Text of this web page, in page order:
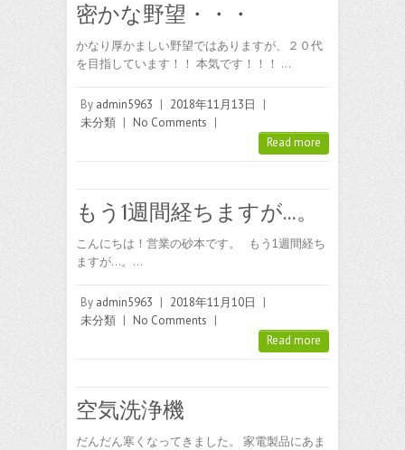
密かな野望・・・
かなり厚かましい野望ではありますが、２０代
を目指しています！！ 本気です！！！ …
By admin5963 | 2018年11月13日
|
未分類 | No Comments |
Read more
もう1週間経ちますが…。
こんにちは！営業の砂本です。 もう1週間経ち
ますが…。…
By admin5963 | 2018年11月10日
|
未分類 | No Comments |
Read more
空気洗浄機
だんだん寒くなってきました。 家電製品にあま